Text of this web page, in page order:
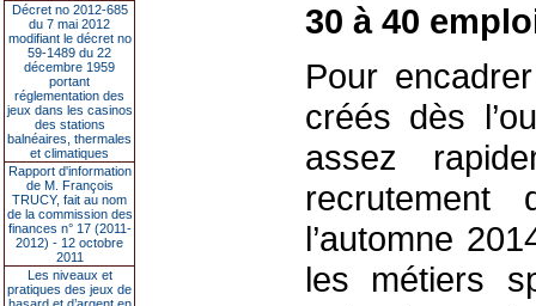
Décret no 2012-685
du 7 mai 2012
modifiant le décret no
59-1489 du 22
décembre 1959
portant
réglementation des
jeux dans les casinos
des stations
balnéaires, thermales
et climatiques
Rapport d'information
de M. François
TRUCY, fait au nom
de la commission des
finances n° 17 (2011-
2012) - 12 octobre
2011
Les niveaux et
pratiques des jeux de
30 à 40
Pour
créés dès
assez
recrutement
l’automne
les métiers